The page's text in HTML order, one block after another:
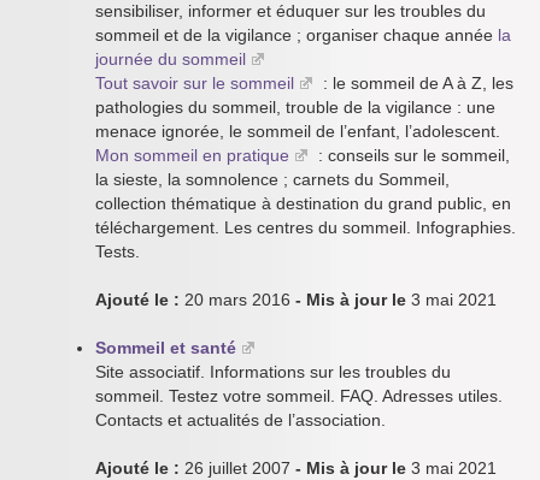
sensibiliser, informer et éduquer sur les troubles du
sommeil et de la vigilance ; organiser chaque année la
journée du sommeil
Tout savoir sur le sommeil
: le sommeil de A à Z, les
pathologies du sommeil, trouble de la vigilance : une
menace ignorée, le sommeil de l’enfant, l’adolescent.
Mon sommeil en pratique
: conseils sur le sommeil,
la sieste, la somnolence ; carnets du Sommeil,
collection thématique à destination du grand public, en
téléchargement. Les centres du sommeil. Infographies.
Tests.
Ajouté le : 20 mars 2016 - Mis à jour le 3 mai 2021
Sommeil et santé
Site associatif. Informations sur les troubles du
sommeil. Testez votre sommeil. FAQ. Adresses utiles.
Contacts et actualités de l’association.
Ajouté le : 26 juillet 2007 - Mis à jour le 3 mai 2021